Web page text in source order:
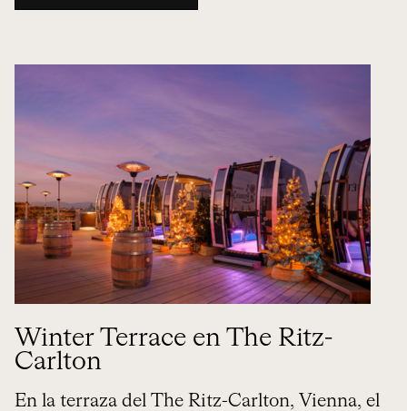
Winter Terrace en The Ritz-
Carlton
En la terraza del The Ritz-Carlton, Vienna, el